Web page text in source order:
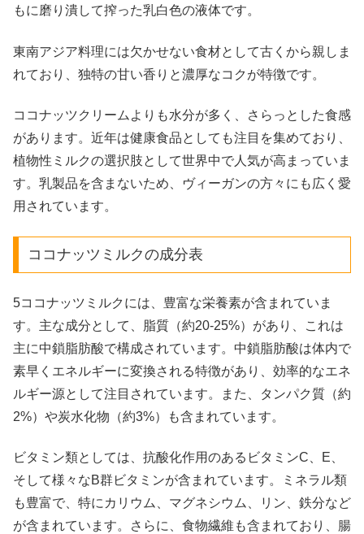
もに磨り潰して搾った乳白色の液体です。
東南アジア料理には欠かせない食材として古くから親しま
れており、独特の甘い香りと濃厚なコクが特徴です。
ココナッツクリームよりも水分が多く、さらっとした食感
があります。近年は健康食品としても注目を集めており、
植物性ミルクの選択肢として世界中で人気が高まっていま
す。乳製品を含まないため、ヴィーガンの方々にも広く愛
用されています。
ココナッツミルクの成分表
5ココナッツミルクには、豊富な栄養素が含まれていま
す。主な成分として、脂質（約20-25%）があり、これは
主に中鎖脂肪酸で構成されています。中鎖脂肪酸は体内で
素早くエネルギーに変換される特徴があり、効率的なエネ
ルギー源として注目されています。また、タンパク質（約
2%）や炭水化物（約3%）も含まれています。
ビタミン類としては、抗酸化作用のあるビタミンC、E、
そして様々なB群ビタミンが含まれています。ミネラル類
も豊富で、特にカリウム、マグネシウム、リン、鉄分など
が含まれています。さらに、食物繊維も含まれており、腸